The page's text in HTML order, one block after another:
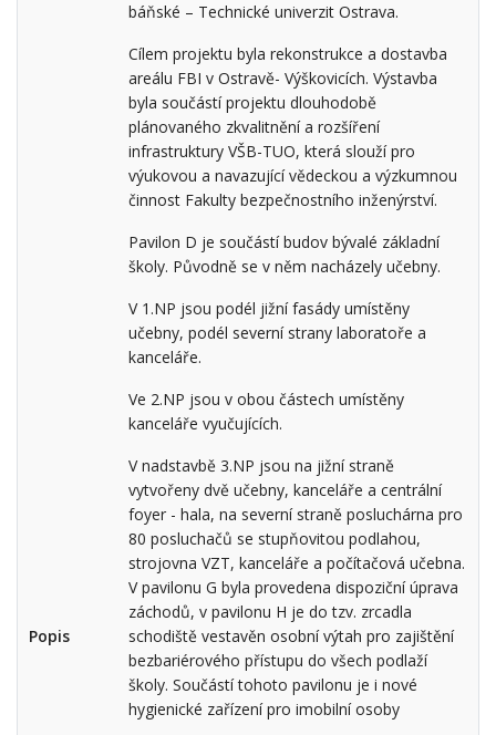
Popis
báňské – Technické univerzit Ostrava.
Cílem projektu byla rekonstrukce a dostavba
areálu FBI v Ostravě- Výškovicích. Výstavba
byla součástí projektu dlouhodobě
plánovaného zkvalitnění a rozšíření
infrastruktury VŠB-TUO, která slouží pro
výukovou a navazující vědeckou a výzkumnou
činnost Fakulty bezpečnostního inženýrství.
Pavilon D je součástí budov bývalé základní
školy. Původně se v něm nacházely učebny.
V 1.NP jsou podél jižní fasády umístěny
učebny, podél severní strany laboratoře a
kanceláře.
Ve 2.NP jsou v obou částech umístěny
kanceláře vyučujících.
V nadstavbě 3.NP jsou na jižní straně
vytvořeny dvě učebny, kanceláře a centrální
foyer - hala, na severní straně posluchárna pro
80 posluchačů se stupňovitou podlahou,
strojovna VZT, kanceláře a počítačová učebna.
V pavilonu G byla provedena dispoziční úprava
záchodů, v pavilonu H je do tzv. zrcadla
schodiště vestavěn osobní výtah pro zajištění
bezbariérového přístupu do všech podlaží
školy. Součástí tohoto pavilonu je i nové
hygienické zařízení pro imobilní osoby